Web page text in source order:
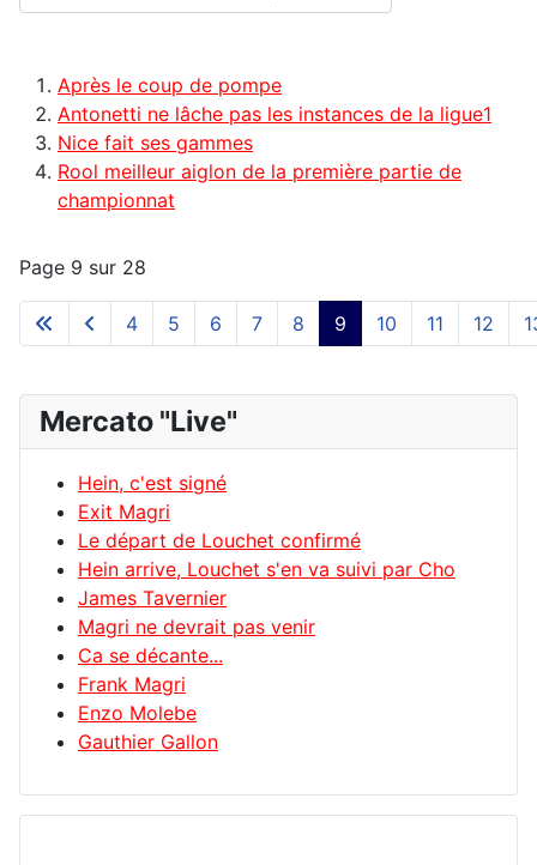
Après le coup de pompe
Antonetti ne lâche pas les instances de la ligue1
Nice fait ses gammes
Rool meilleur aiglon de la première partie de
championnat
Page 9 sur 28
4 5 6 7 8 9 10 11 12
Mercato "Live"
Hein, c'est signé
Exit Magri
Le départ de Louchet confirmé
Hein arrive, Louchet s'en va suivi par Cho
James Tavernier
Magri ne devrait pas venir
Ca se décante...
Frank Magri
Enzo Molebe
Gauthier Gallon